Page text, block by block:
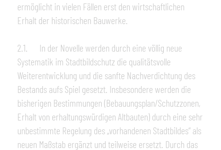
ermöglicht in vielen Fällen erst den wirtschaftlichen
Erhalt der historischen Bauwerke.
2.1. In der Novelle werden durch eine völlig neue
Systematik im Stadtbildschutz die qualitätsvolle
Weiterentwicklung und die sanfte Nachverdichtung des
Bestands aufs Spiel gesetzt. Insbesondere werden die
bisherigen Bestimmungen (Bebauungsplan/Schutzzonen,
Erhalt von erhaltungswürdigen Altbauten) durch eine sehr
unbestimmte Regelung des „vorhandenen Stadtbildes“ als
neuen Maßstab ergänzt und teilweise ersetzt. Durch das